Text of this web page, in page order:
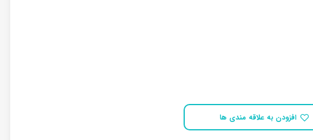
افزودن به علاقه مندی ها